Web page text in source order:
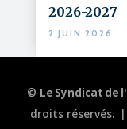
2026-2027
2 JUIN 2026
© Le Syndicat de
droits réservés. |